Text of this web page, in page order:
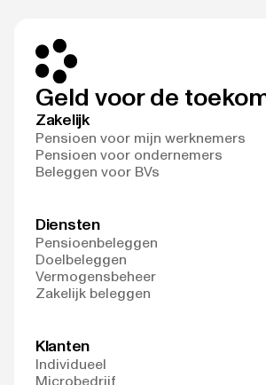
Geld voor de
Zakelijk
Pensioen voor mijn werknemers
Pensioen voor ondernemers
Beleggen voor BVs
Diensten
Pensioenbeleggen
Doelbeleggen
Vermogensbeheer
Zakelijk beleggen
Klanten
Individueel
Microbedrijf